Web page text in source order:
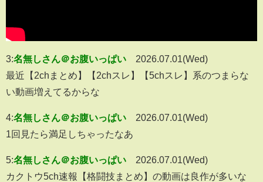
3:名無しさん＠お腹いっぱい
2026.07.01(Wed)
最近【2chまとめ】【2chスレ】【5chスレ】系のつまらな
い動画増えてるからな
4:名無しさん＠お腹いっぱい
2026.07.01(Wed)
1回見たら満足しちゃったなあ
5:名無しさん＠お腹いっぱい
2026.07.01(Wed)
カクトウ5ch速報【格闘技まとめ】の動画は良作が多いな